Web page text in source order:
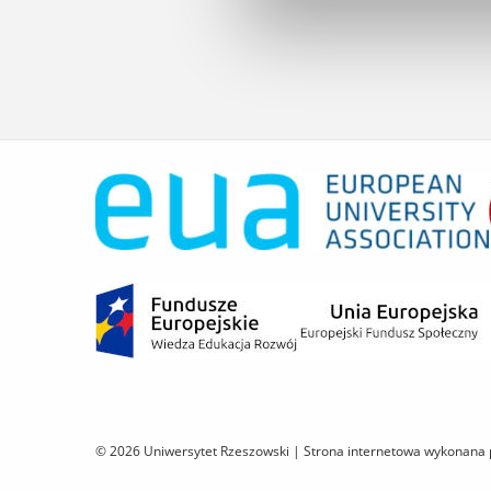
© 2026 Uniwersytet Rzeszowski | Strona internetowa wykonana